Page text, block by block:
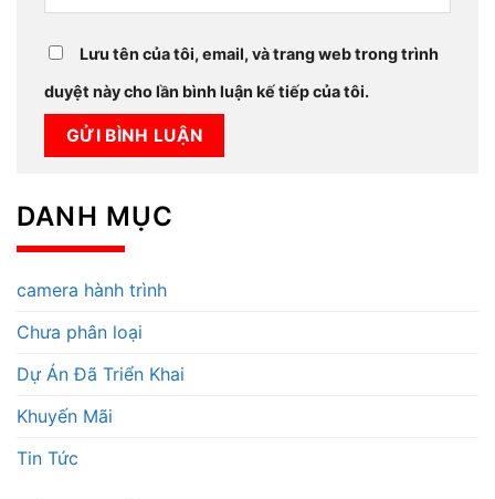
Lưu tên của tôi, email, và trang web trong trình
duyệt này cho lần bình luận kế tiếp của tôi.
DANH MỤC
camera hành trình
Chưa phân loại
Dự Án Đã Triển Khai
Khuyến Mãi
Tin Tức